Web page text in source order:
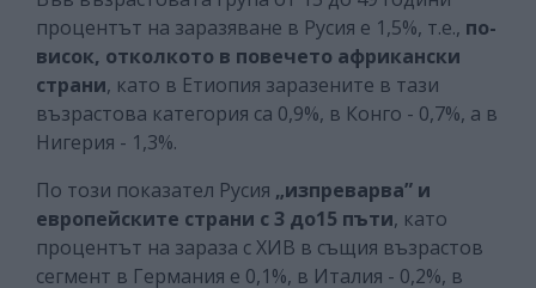
процентът на заразяване в Русия е 1,5%, т.е., по-
висок, отколкото в повечето африкански
страни, като в Етиопия заразените в тази
възрастова категория са 0,9%, в Конго - 0,7%, а в
Нигерия - 1,3%.
По този показател Русия „изпреварва” и
европейските страни с 3 до15 пъти, като
процентът на зараза с ХИВ в същия възрастов
сегмент в Германия е 0,1%, в Италия - 0,2%, в